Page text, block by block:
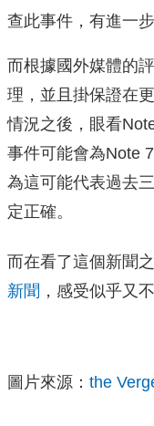
查此事件，有進一
而根據國外媒體的
理，並且掛保證在
情況之後，眼看
事件可能會為Note
為這可能代表過去
定正確。
而在看了這個新聞
新聞 ，感受似乎又
圖片來源： the